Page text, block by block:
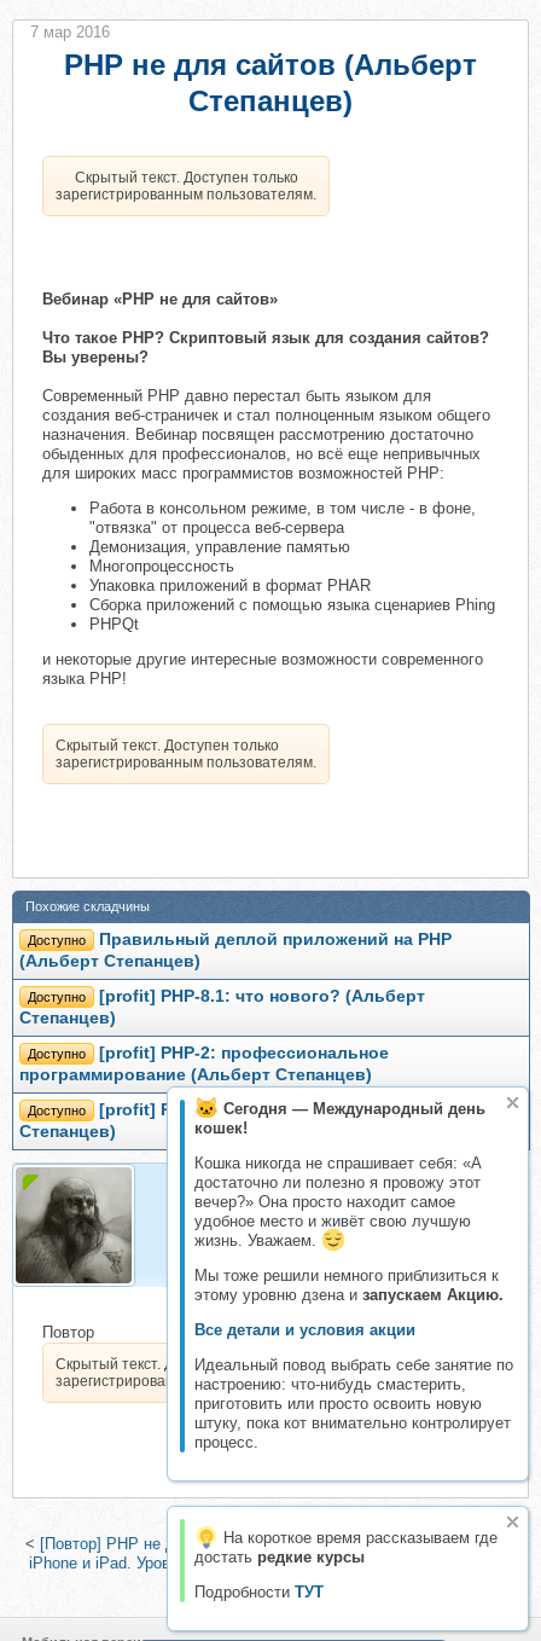
Сегодня — Международный день
кошек!
Кошка никогда не спрашивает себя: «А
достаточно ли полезно я провожу этот
вечер?» Она просто находит самое
удобное место и живёт свою лучшую
жизнь. Уважаем.
Мы тоже решили немного приблизиться к
этому уровню дзена и запускаем Акцию.
Все детали и условия акции
Идеальный повод выбрать себе занятие по
настроению: что-нибудь смастерить,
приготовить или просто освоить новую
штуку, пока кот внимательно контролирует
процесс.
На короткое время рассказываем где
достать редкие курсы
Подробности ТУТ
PHP не для сайтов (Альберт
Степанцев)
Скрытый текст. Доступен только
зарегистрированным пользователям.
Вебинар «PHP не для сайтов»
Что такое PHP? Скриптовый язык для создания сайтов?
Вы уверены?
Современный PHP давно перестал быть языком для
создания веб-страничек и стал полноценным языком общего
назначения. Вебинар посвящен рассмотрению достаточно
обыденных для профессионалов, но всё еще непривычных
для широких масс программистов возможностей PHP:
Работа в консольном режиме, в том числе - в фоне,
"отвязка" от процесса веб-сервера
Демонизация, управление памятью
Многопроцессность
Упаковка приложений в формат PHAR
Сборка приложений с помощью языка сценариев Phing
PHPQt
и некоторые другие интересные возможности современного
языка PHP!
Скрытый текст. Доступен только
зарегистрированным пользователям.
7 мар 2016
Похожие складчины
Доступно
Правильный деплой приложений на PHP
(Альберт Степанцев)
Доступно
[profit] PHP-8.1: что нового? (Альберт
Степанцев)
Доступно
[profit] PHP-2: профессиональное
программирование (Альберт Степанцев)
Доступно
[profit] PHP-1: введение в профессию (Альберт
Степанцев)
Двалин
Консультант
Повтор
Скрытый текст. Доступен только
зарегистрированным пользователям.
< [Повтор] PHP не для сайтов (Альберт Степанцев)|[Специалист]
iPhone и iPad. Уровень 1. Разработка мобильных приложений под